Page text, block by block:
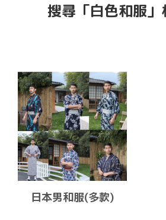
搜尋「白色和服」
日本男和服(多款)